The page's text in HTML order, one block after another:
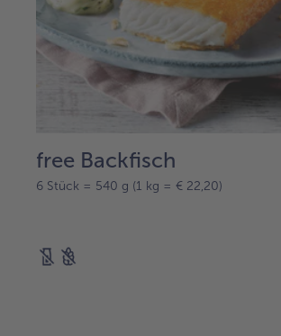
free Backfisch
6 Stück = 540 g (1 kg = € 22,20)